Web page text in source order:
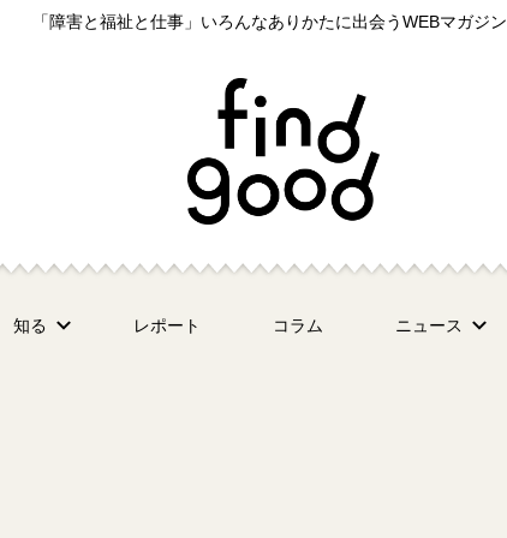
「障害と福祉と仕事」いろんなありかたに出会うWEBマガジン
知る レポート コラム ニュース